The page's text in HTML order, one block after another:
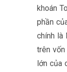
khoán
phần
chính là
trên
lớn của